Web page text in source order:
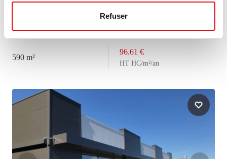
Refuser
590 m²
96.61 €
HT HC/m²/an